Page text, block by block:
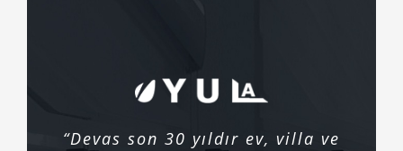
“Devas son 30 yıldır ev, villa ve